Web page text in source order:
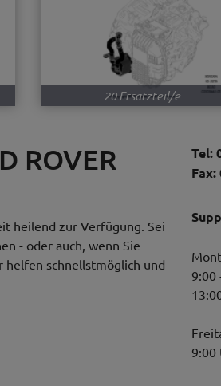
20 Ersatzteil/e
ROVER
heilend zur Verfügung. Sei
- oder auch, wenn Sie
helfen schnellstmöglich und
Tel:
Fax:
9:00
9:00